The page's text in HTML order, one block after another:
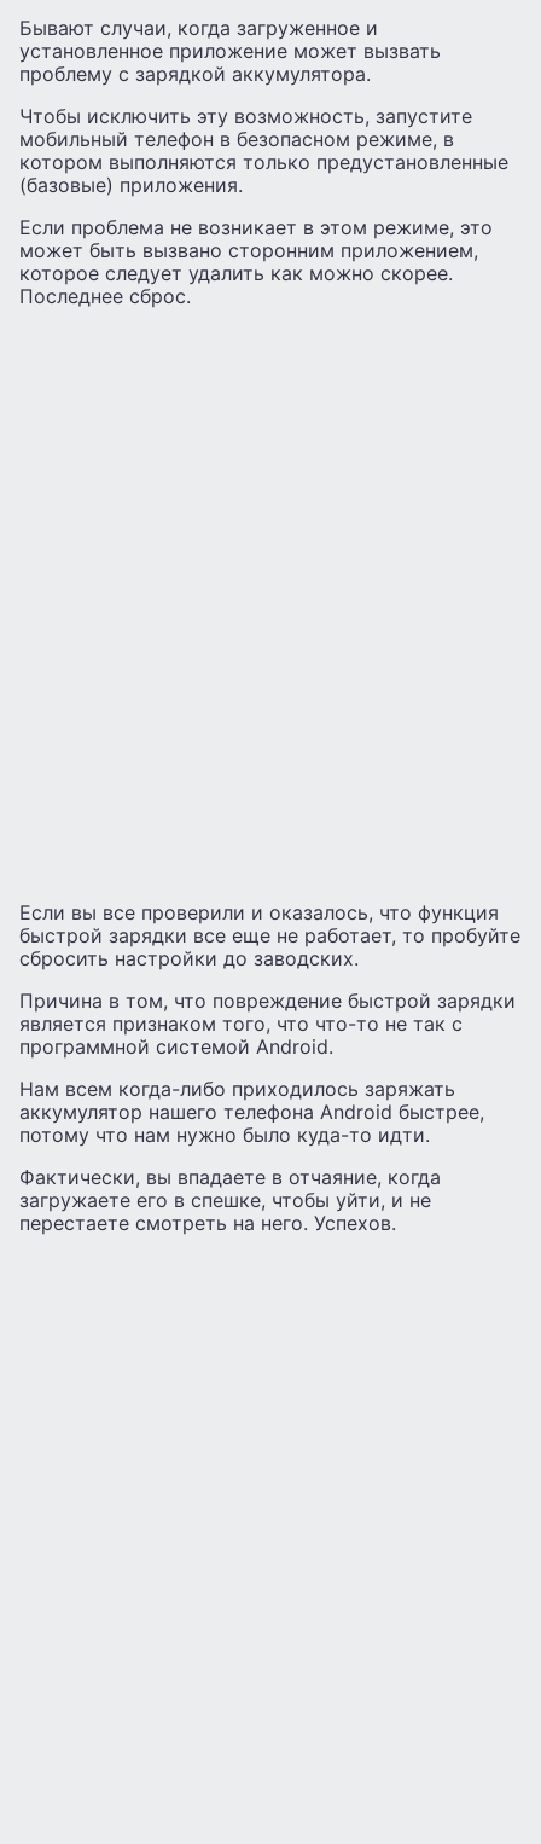
Бывают случаи, когда загруженное и
установленное приложение может вызвать
проблему с зарядкой аккумулятора.
Чтобы исключить эту возможность, запустите
мобильный телефон в безопасном режиме, в
котором выполняются только предустановленные
(базовые) приложения.
Если проблема не возникает в этом режиме, это
может быть вызвано сторонним приложением,
которое следует удалить как можно скорее.
Последнее сброс.
Если вы все проверили и оказалось, что функция
быстрой зарядки все еще не работает, то пробуйте
сбросить настройки до заводских.
Причина в том, что повреждение быстрой зарядки
является признаком того, что что-то не так с
программной системой Android.
Нам всем когда-либо приходилось заряжать
аккумулятор нашего телефона Android быстрее,
потому что нам нужно было куда-то идти.
Фактически, вы впадаете в отчаяние, когда
загружаете его в спешке, чтобы уйти, и не
перестаете смотреть на него. Успехов.